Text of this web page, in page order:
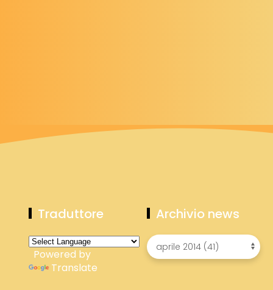
Traduttore
Powered by
Translate
Archivio news